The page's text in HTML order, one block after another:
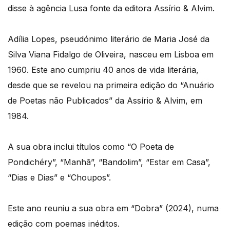
disse à agência Lusa fonte da editora Assírio & Alvim.
Adília Lopes, pseudónimo literário de Maria José da
Silva Viana Fidalgo de Oliveira, nasceu em Lisboa em
1960. Este ano cumpriu 40 anos de vida literária,
desde que se revelou na primeira edição do “Anuário
de Poetas não Publicados” da Assírio & Alvim, em
1984.
A sua obra inclui títulos como “O Poeta de
Pondichéry”, “Manhã”, “Bandolim”, “Estar em Casa”,
“Dias e Dias” e “Choupos”.
Este ano reuniu a sua obra em “Dobra” (2024), numa
edição com poemas inéditos.